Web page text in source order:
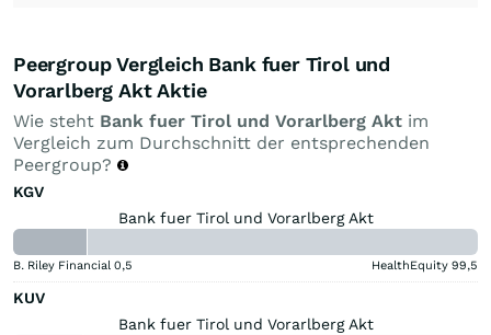
Peergroup Vergleich Bank fuer Tirol und
Vorarlberg Akt Aktie
Wie steht Bank fuer Tirol und Vorarlberg Akt im
Vergleich zum Durchschnitt der entsprechenden
Peergroup?
KGV
Bank fuer Tirol und Vorarlberg Akt
B. Riley Financial 0,5 HealthEquity 99,5
KUV
Bank fuer Tirol und Vorarlberg Akt